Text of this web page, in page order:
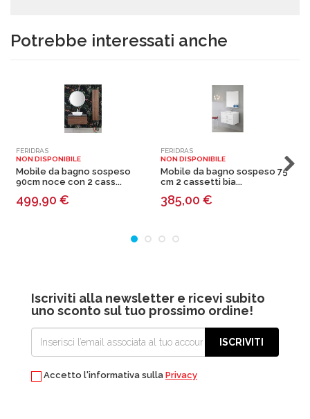
Potrebbe interessati anche
FERIDRAS
NON DISPONIBILE
Mobile da bagno sospeso
90cm noce con 2 cass...
499,90 €
FERIDRAS
NON DISPONIBILE
Mobile da bagno sospeso 75
cm 2 cassetti bia...
385,00 €
Iscriviti alla newsletter e ricevi subito
uno sconto sul tuo prossimo ordine!
ISCRIVITI
Accetto l'informativa sulla Privacy